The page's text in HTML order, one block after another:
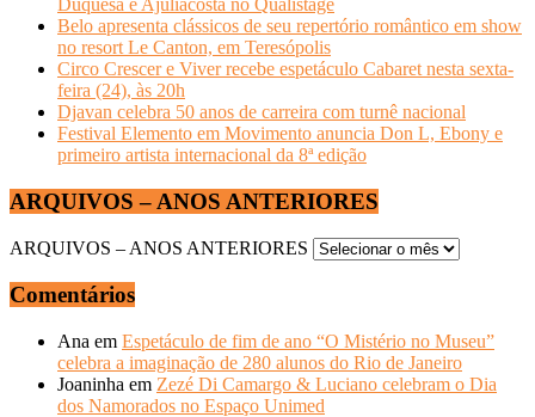
Duquesa e Ajuliacosta no Qualistage
Belo apresenta clássicos de seu repertório romântico em show
no resort Le Canton, em Teresópolis
Circo Crescer e Viver recebe espetáculo Cabaret nesta sexta-
feira (24), às 20h
Djavan celebra 50 anos de carreira com turnê nacional
Festival Elemento em Movimento anuncia Don L, Ebony e
primeiro artista internacional da 8ª edição
ARQUIVOS – ANOS ANTERIORES
ARQUIVOS – ANOS ANTERIORES
Comentários
Ana em Espetáculo de fim de ano “O Mistério no Museu”
celebra a imaginação de 280 alunos do Rio de Janeiro
Joaninha em Zezé Di Camargo & Luciano celebram o Dia
dos Namorados no Espaço Unimed